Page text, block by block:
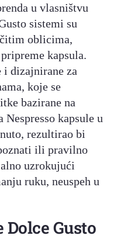
u vlasništvu
sistemi su
oblicima,
kapsula.
i dizajnirane za
koje se
bazirane na
Nespresso kapsule u
rezultirao bi
ili pravilno
uzrokujući
ruku, neuspeh u
Gusto